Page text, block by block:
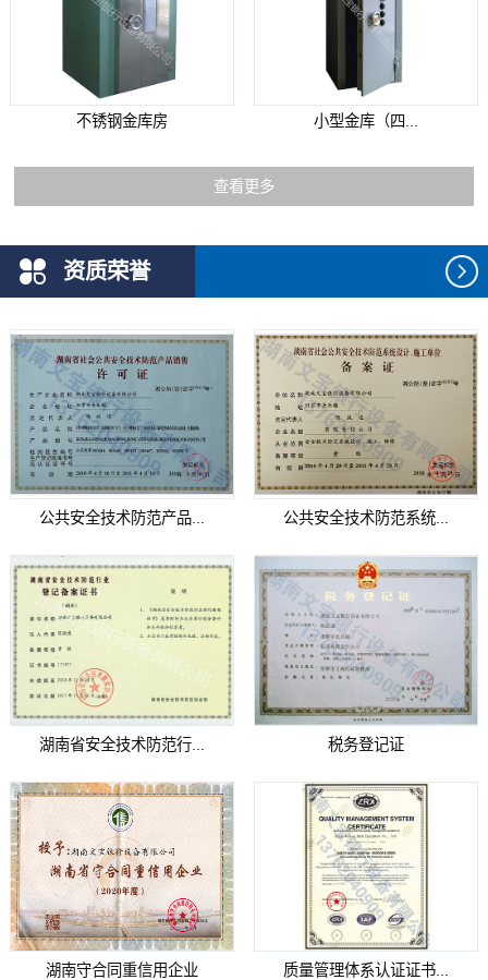
不锈钢金库房 小型金库（四...
查看更多
资质荣誉
公共安全技术防范产品... 公共安全技术防范系统...
湖南省安全技术防范行... 税务登记证
湖南守合同重信用企业 质量管理体系认证证书...